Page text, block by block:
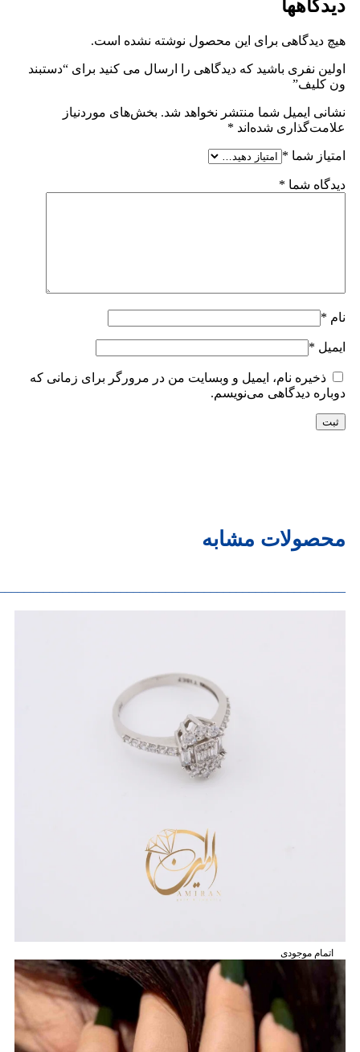
دیدگاهها
هیچ دیدگاهی برای این محصول نوشته نشده است.
اولین نفری باشید که دیدگاهی را ارسال می کنید برای “دستبند
ون کلیف”
نشانی ایمیل شما منتشر نخواهد شد. بخش‌های موردنیاز
علامت‌گذاری شده‌اند *
امتیاز شما *
دیدگاه شما *
نام *
ایمیل *
ذخیره نام، ایمیل و وبسایت من در مرورگر برای زمانی که
دوباره دیدگاهی می‌نویسم.
محصولات مشابه
اتمام موجودی